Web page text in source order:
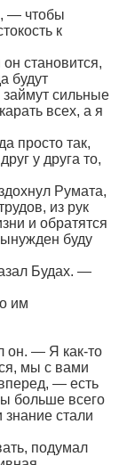
— чтобы
к
становится,
будут
займут сильные
всех, а я
просто так,
у друга то,
Румата,
из рук
и обратятся
буду
Будах. —
им
он. — Я как-то
мы с вами
— есть
больше всего
стали
подумал